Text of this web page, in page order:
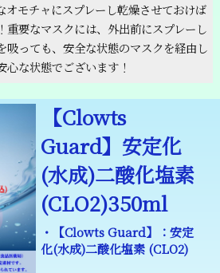
オモチャにスプレーし乾燥させておけば
要なマスクには、外出前にスプレーし
吸っても、安全な状態のマスクを経由し
な状態でございます！
【Clowts
Guard】安定化
(水成)二酸化塩素
(CLO2)350ml
・【Clowts Guard】：安定
化(水成)二酸化塩素 (CLO2)